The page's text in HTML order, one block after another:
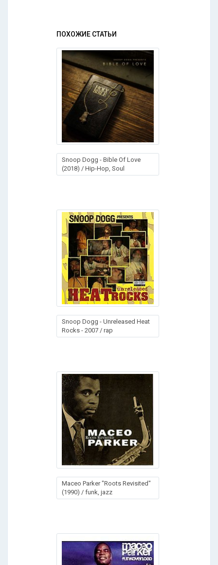
ПОХОЖИЕ СТАТЬИ
Snoop Dogg - Bible Of Love
(2018) / Hip-Hop, Soul
Snoop Dogg - Unreleased Heat
Rocks - 2007 / rap
Maceo Parker "Roots Revisited"
(1990) / funk, jazz